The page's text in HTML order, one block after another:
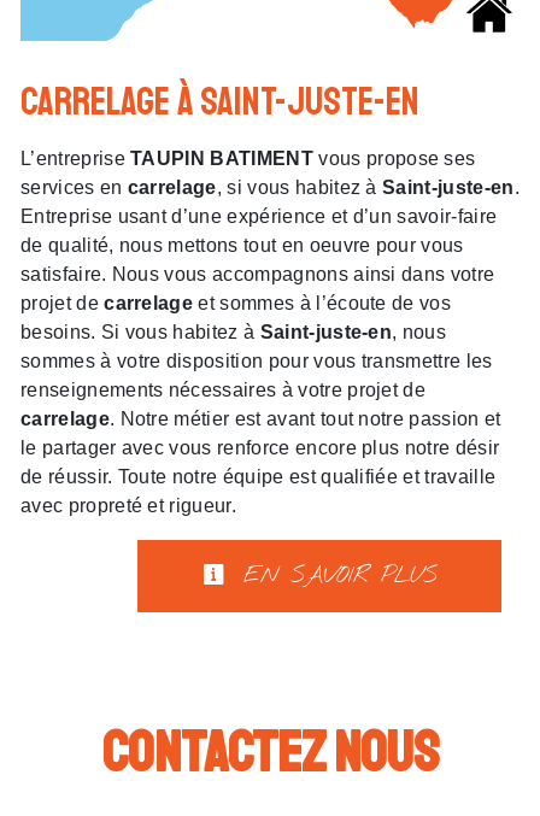
carrelage à Saint-juste-en
L’entrepriseTAUPIN BATIMENTvous propose ses
services en carrelage, si vous habitez àSaint-juste-en.
Entreprise usant d’une expérience et d’un savoir-faire
de qualité, nous mettons tout en oeuvre pour vous
satisfaire. Nous vous accompagnons ainsi dans votre
projet decarrelage et sommes à l’écoute de vos
besoins. Si vous habitez à Saint-juste-en, nous
sommes à votre disposition pour vous transmettre les
renseignements nécessaires à votre projet de
carrelage. Notre métier est avant tout notre passion et
le partager avec vous renforce encore plus notre désir
de réussir. Toute notre équipe est qualifiée et travaille
avec propreté et rigueur.
EN SAVOIR PLUS
Contactez nous